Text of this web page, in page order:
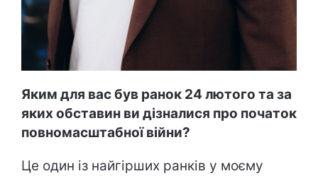
Яким для вас був ранок 24 лютого та за
яких обставин ви дізналися про початок
повномасштабної війни?
Це один із найгірших ранків у моєму